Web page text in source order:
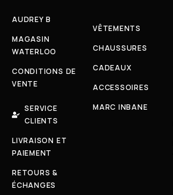
AUDREY B
MAGASIN
WATERLOO
CONDITIONS DE
VENTE
SERVICE
CLIENTS
LIVRAISON ET
PAIEMENT
RETOURS &
ÉCHANGES
VÊTEMENTS
CHAUSSURES
CADEAUX
ACCESSOIRES
MARC INBANE